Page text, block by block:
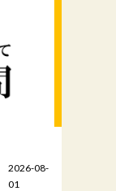
2026-08-
01